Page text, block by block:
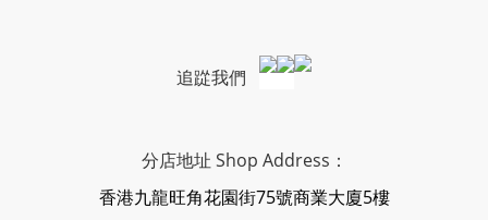
追踨我們
分店地址 Shop Address：
香港九龍旺角花園街75號商業大廈5樓